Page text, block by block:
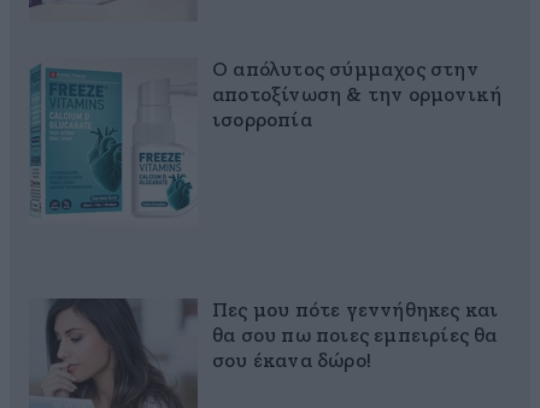
Ο απόλυτος σύμμαχος στην
αποτοξίνωση & την ορμονική
ισορροπία
Πες μου πότε γεννήθηκες και
θα σου πω ποιες εμπειρίες θα
σου έκανα δώρο!